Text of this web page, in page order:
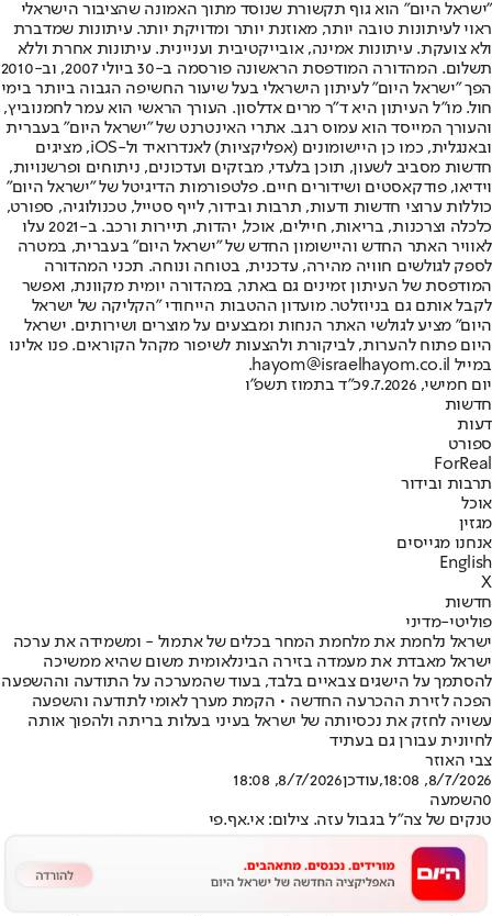
"ישראל היום" הוא גוף תקשורת שנוסד מתוך האמונה שהציבור הישראלי
ראוי לעיתונות טובה יותר, מאוזנת יותר ומדויקת יותר. עיתונות שמדברת
ולא צועקת. עיתונות אמינה, אובייקטיבית ועניינית. עיתונות אחרת וללא
תשלום. המהדורה המודפסת הראשונה פורסמה ב-30 ביולי 2007, וב-2010
הפך "ישראל היום" לעיתון הישראלי בעל שיעור החשיפה הגבוה ביותר בימי
חול. מו"ל העיתון היא ד"ר מרים אדלסון. העורך הראשי הוא עמר לחמנוביץ,
והעורך המייסד הוא עמוס רגב. אתרי האינטרנט של "ישראל היום" בעברית
ובאנגלית, כמו כן היישומונים (אפליקציות) לאנדרואיד ול-iOS, מציגים
חדשות מסביב לשעון, תוכן בלעדי, מבזקים ועדכונים, ניתוחים ופרשנויות,
וידיאו, פודקאסטים ושידורים חיים. פלטפורמות הדיגיטל של "ישראל היום"
כוללות ערוצי חדשות ודעות, תרבות ובידור, לייף סטייל, טכנולוגיה, ספורט,
כלכלה וצרכנות, בריאות, חיילים, אוכל, יהדות, תיירות ורכב. ב-2021 עלו
לאוויר האתר החדש והיישומון החדש של "ישראל היום" בעברית, במטרה
לספק לגולשים חוויה מהירה, עדכנית, בטוחה ונוחה. תכני המהדורה
המודפסת של העיתון זמינים גם באתר, במהדורה יומית מקוונת, ואפשר
לקבל אותם גם בניוזלטר. מועדון ההטבות הייחודי "הקליקה של ישראל
היום" מציע לגולשי האתר הנחות ומבצעים על מוצרים ושירותים. ישראל
היום פתוח להערות, לביקורת ולהצעות לשיפור מקהל הקוראים. פנו אלינו
במייל hayom@israelhayom.co.il.
יום חמישי, 9.7.2026
כ"ד בתמוז תשפ"ו
חדשות
דעות
ספורט
ForReal
תרבות ובידור
אוכל
מגזין
אנחנו מגייסים
English
X
חדשות
פוליטי-מדיני
ישראל נלחמת את מלחמת המחר בכלים של אתמול - ומשמידה את ערכה
ישראל מאבדת את מעמדה בזירה הבינלאומית משום שהיא ממשיכה
להסתמך על הישגים צבאיים בלבד, בעוד שהמערכה על התודעה וההשפעה
הפכה לזירת ההכרעה החדשה • הקמת מערך לאומי לתודעה והשפעה
עשויה לחזק את נכסיותה של ישראל בעיני בעלות בריתה ולהפוך אותה
לחיונית עבורן גם בעתיד
צבי האוזר
8/7/2026, 18:08
,עודכן8/7/2026, 18:08
0השמעה
טנקים של צה"ל בגבול עזה. צילום: אי.אף.פי